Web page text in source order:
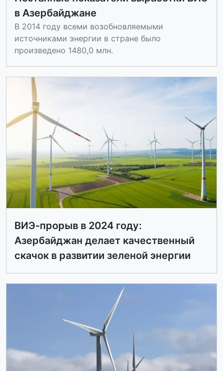
в Азербайджане
В 2014 году всеми возобновляемыми
источниками энергии в стране было
произведено 1480,0 млн.
ВИЭ-прорыв в 2024 году:
Азербайджан делает качественный
скачок в развитии зеленой энергии